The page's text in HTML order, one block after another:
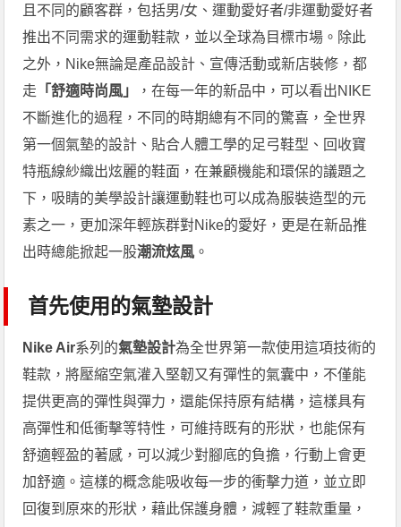
且不同的顧客群，包括男/女、運動愛好者/非運動愛好者
推出不同需求的運動鞋款，並以全球為目標市場。除此
之外，Nike無論是產品設計、宣傳活動或新店裝修，都
走 「舒適時尚風」
，在每一年的新品中，可以看出NIKE
不斷進化的過程，不同的時期總有不同的驚喜，全世界
第一個氣墊的設計、貼合人體工學的足弓鞋型、回收寶
特瓶線紗織出炫麗的鞋面，在兼顧機能和環保的議題之
下，吸睛的美學設計讓運動鞋也可以成為服裝造型的元
素之一，更加深年輕族群對Nike的愛好，更是在新品推
出時總能掀起一股潮流炫風 。
首先使用的氣墊設計
Nike Air系列的氣墊設計為全世界第一款使用這項技術的
鞋款，將壓縮空氣灌入堅韌又有彈性的氣囊中，不僅能
提供更高的彈性與彈力，還能保持原有結構，這樣具有
高彈性和低衝擊等特性，可維持既有的形狀，也能保有
舒適輕盈的著感，可以減少對腳底的負擔，行動上會更
加舒適。這樣的概念能吸收每一步的衝擊力道，並立即
回復到原來的形狀，藉此保護身體，減輕了鞋款重量，